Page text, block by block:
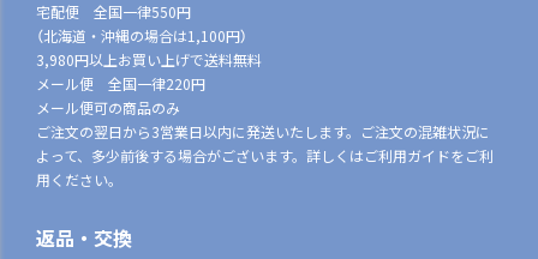
宅配便 全国一律550円
（北海道・沖縄の場合は1,100円）
3,980円以上お買い上げで送料無料
メール便 全国一律220円
メール便可の商品のみ
ご注文の翌日から3営業日以内に発送いたします。ご注文の混雑状況に
よって、多少前後する場合がございます。詳しくはご利用ガイドをご利
用ください。
返品・交換